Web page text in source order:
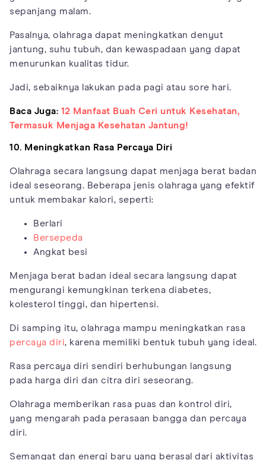
sepanjang malam.
Pasalnya, olahraga dapat meningkatkan denyut
jantung, suhu tubuh, dan kewaspadaan yang dapat
menurunkan kualitas tidur.
Jadi, sebaiknya lakukan pada pagi atau sore hari.
Baca Juga: 12 Manfaat Buah Ceri untuk Kesehatan,
Termasuk Menjaga Kesehatan Jantung!
10. Meningkatkan Rasa Percaya Diri
Olahraga secara langsung dapat menjaga berat badan
ideal seseorang. Beberapa jenis olahraga yang efektif
untuk membakar kalori, seperti:
Berlari
Bersepeda
Angkat besi
Menjaga berat badan ideal secara langsung dapat
mengurangi kemungkinan terkena diabetes,
kolesterol tinggi, dan hipertensi.
Di samping itu, olahraga mampu meningkatkan rasa
percaya diri, karena memiliki bentuk tubuh yang ideal.
Rasa percaya diri sendiri berhubungan langsung
pada harga diri dan citra diri seseorang.
Olahraga memberikan rasa puas dan kontrol diri,
yang mengarah pada perasaan bangga dan percaya
diri.
Semangat dan energi baru yang berasal dari aktivitas